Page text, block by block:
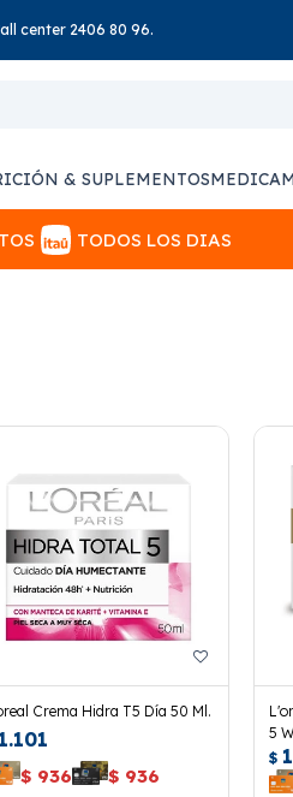
center 2406 80 96.
& SUPLEMENTOS
TODOS LOS DIAS
Crema Hidra T5 Día 50 Ml.
1.101
$ 936 $ 936
5
$